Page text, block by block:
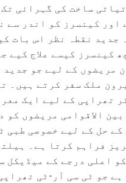
ساخت کی گہرائی
اور کینسرز کو اندر سے
جدید نقطہ نظر اس بات
کینسرز کیسے علاج کیے
مریضوں کے لیے جو جدید
ملک سفر کرتے ہیں۔
تھراپی کے لیے ایک
بین الاقوامی مریضوں کو
کے حل کے لیے خصوصی طبی
فراہم کرتا ہے۔
اعلی درجے کے میڈیکل
ہے جو ٹی سی آر-ٹی